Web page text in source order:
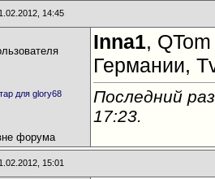
14:45
Inna1,
Германии,
Последний
17:23.
15:01